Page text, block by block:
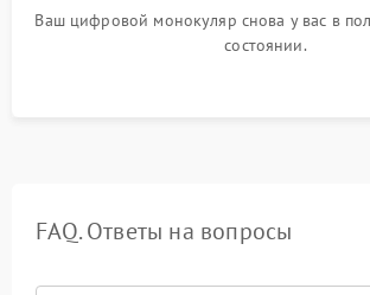
Ваш цифровой монокуляр снова у вас в
состоянии.
FAQ. Ответы на вопросы